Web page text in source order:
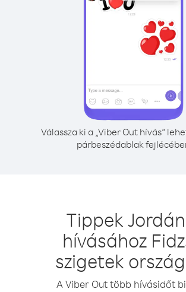
Válassza ki a „Viber Out hívás”
párbeszédablak
Tippek
hívásához
szigetek
A Viber Out több hívásidőt